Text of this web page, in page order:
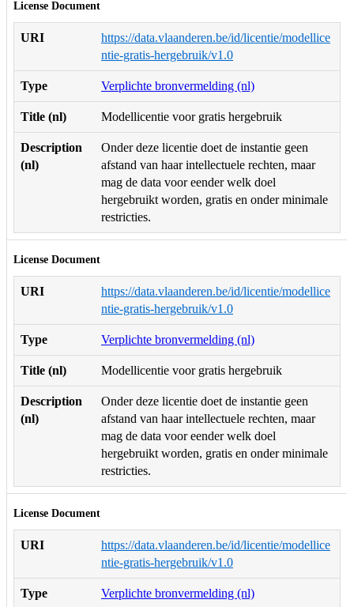
License Document
URI
https://data.vlaanderen.be/id/licentie/modellice
ntie-gratis-hergebruik/v1.0
Type Verplichte bronvermelding (nl)
Title (nl) Modellicentie voor gratis hergebruik
Description
(nl)
Onder deze licentie doet de instantie geen
afstand van haar intellectuele rechten, maar
mag de data voor eender welk doel
hergebruikt worden, gratis en onder minimale
restricties.
License Document
URI
https://data.vlaanderen.be/id/licentie/modellice
ntie-gratis-hergebruik/v1.0
Type Verplichte bronvermelding (nl)
Title (nl) Modellicentie voor gratis hergebruik
Description
(nl)
Onder deze licentie doet de instantie geen
afstand van haar intellectuele rechten, maar
mag de data voor eender welk doel
hergebruikt worden, gratis en onder minimale
restricties.
License Document
URI
https://data.vlaanderen.be/id/licentie/modellice
ntie-gratis-hergebruik/v1.0
Type Verplichte bronvermelding (nl)